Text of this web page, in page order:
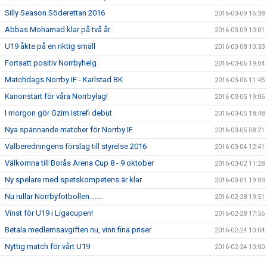
Silly Season Söderettan 2016 2016-03-09 16:38
Abbas Mohamad klar på två år 2016-03-09 10:01
U19 åkte på en riktig smäll 2016-03-08 10:33
Fortsatt positiv Norrbyhelg 2016-03-06 19:04
Matchdags Norrby IF - Karlstad BK 2016-03-06 11:45
Kanonstart för våra Norrbylag! 2016-03-05 19:06
I morgon gör Gzim Istrefi debut 2016-03-05 18:48
Nya spännande matcher för Norrby IF 2016-03-05 08:21
Valberedningens förslag till styrelse 2016 2016-03-04 12:41
Välkomna till Borås Arena Cup 8 - 9 oktober 2016-03-02 11:28
Ny spelare med spetskompetens är klar. 2016-03-01 19:03
Nu rullar Norrbyfotbollen....... 2016-02-28 19:51
Vinst för U19 i Ligacupen! 2016-02-28 17:56
Betala medlemsavgiften nu, vinn fina priser 2016-02-24 10:04
Nyttig match för vårt U19 2016-02-24 10:00